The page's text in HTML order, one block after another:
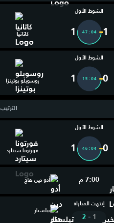
الشوط الأول
1
47:05
1 كاتانيا
الشوط الأول
0
15:05
1 روسوبلو بوتينزا
الترتيب
إنتهت المباراة
1
-
2
تيلستار
الشوط الأول
0
46:05
1 فورتونا سيتارد
7:00 م أدو دين هاج